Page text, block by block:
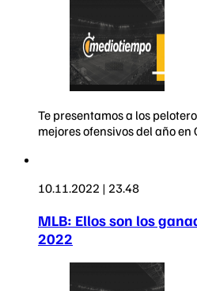
Te presentamos a los
mejores ofensivos del año en
10.11.2022 | 23.48
MLB: Ellos son los
2022